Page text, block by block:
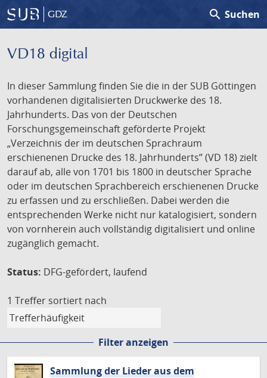
GDZ search Suchen
VD18 digital
In dieser Sammlung finden Sie die in der SUB Göttingen
vorhandenen digitalisierten Druckwerke des 18.
Jahrhunderts. Das von der Deutschen
Forschungsgemeinschaft geförderte Projekt
„Verzeichnis der im deutschen Sprachraum
erschienenen Drucke des 18. Jahrhunderts” (VD 18) zielt
darauf ab, alle von 1701 bis 1800 in deutscher Sprache
oder im deutschen Sprachbereich erschienenen Drucke
zu erfassen und zu erschließen. Dabei werden die
entsprechenden Werke nicht nur katalogisiert, sondern
von vornherein auch vollständig digitalisiert und online
zugänglich gemacht.
Status: DFG-gefördert, laufend
1 Treffer sortiert nach
Filter anzeigen
Sammlung der Lieder aus dem